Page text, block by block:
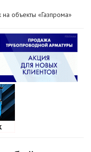
объекты «Газпрома»